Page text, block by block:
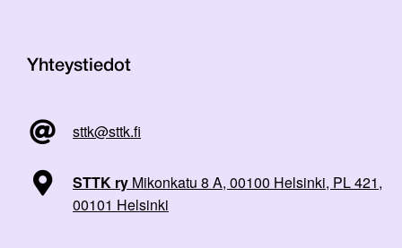
Yhteystiedot
sttk@sttk.fi
STTK ry Mikonkatu 8 A, 00100 Helsinki, PL 421,
00101 Helsinki